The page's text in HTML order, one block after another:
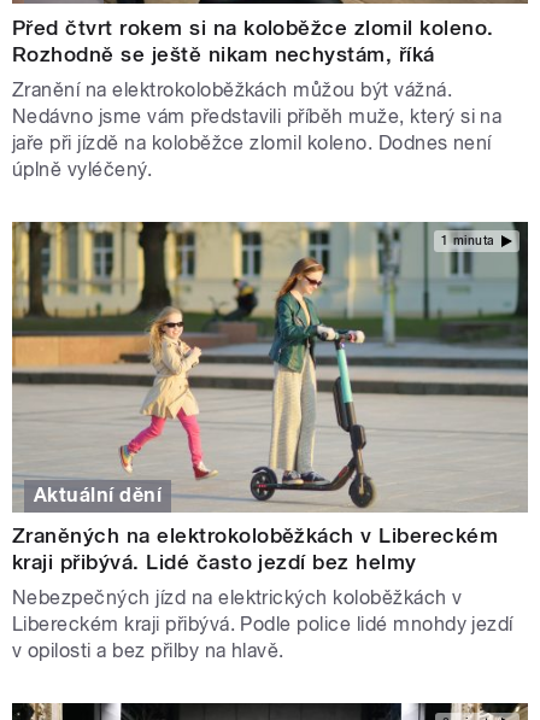
Před čtvrt rokem si na koloběžce zlomil koleno.
Rozhodně se ještě nikam nechystám, říká
Zranění na elektrokoloběžkách můžou být vážná.
Nedávno jsme vám představili příběh muže, který si na
jaře při jízdě na koloběžce zlomil koleno. Dodnes není
úplně vyléčený.
1 minuta
Aktuální dění
Zraněných na elektrokoloběžkách v Libereckém
kraji přibývá. Lidé často jezdí bez helmy
Nebezpečných jízd na elektrických koloběžkách v
Libereckém kraji přibývá. Podle police lidé mnohdy jezdí
v opilosti a bez přilby na hlavě.